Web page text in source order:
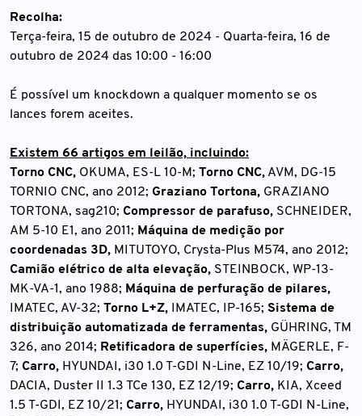
Recolha:
Terça-feira, 15 de outubro de 2024 - Quarta-feira, 16 de
outubro de 2024 das 10:00 - 16:00
É possível um knockdown a qualquer momento se os
lances forem aceites.
Existem 66 artigos em leilão, incluindo:
Torno CNC, OKUMA, ES-L 10-M; Torno CNC, AVM, DG-15
TORNIO CNC, ano 2012; Graziano Tortona, GRAZIANO
TORTONA, sag210; Compressor de parafuso, SCHNEIDER,
AM 5-10 E1, ano 2011; Máquina de medição por
coordenadas 3D, MITUTOYO, Crysta-Plus M574, ano 2012;
Camião elétrico de alta elevação, STEINBOCK, WP-13-
MK-VA-1, ano 1988; Máquina de perfuração de pilares,
IMATEC, AV-32; Torno L+Z, IMATEC, IP-165; Sistema de
distribuição automatizada de ferramentas, GÜHRING, TM
326, ano 2014; Retificadora de superfícies, MÄGERLE, F-
7; Carro, HYUNDAI, i30 1.0 T-GDI N-Line, EZ 10/19; Carro,
DACIA, Duster II 1.3 TCe 130, EZ 12/19; Carro, KIA, Xceed
1.5 T-GDI, EZ 10/21; Carro, HYUNDAI, i30 1.0 T-GDI N-Line,